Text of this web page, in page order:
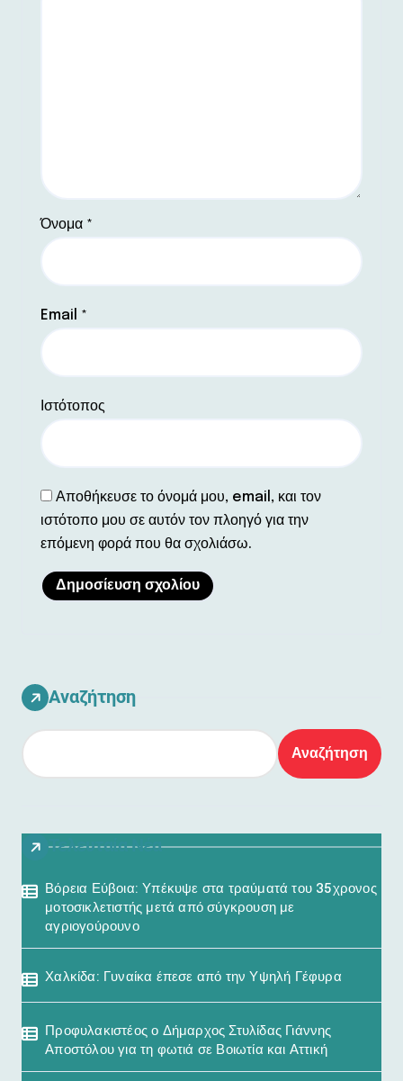
Όνομα *
Email *
Ιστότοπος
Αποθήκευσε το όνομά μου, email, και τον
ιστότοπο μου σε αυτόν τον πλοηγό για την
επόμενη φορά που θα σχολιάσω.
Αναζήτηση
Αναζήτηση
Τελευταία Νέα
Βόρεια Εύβοια: Υπέκυψε στα τραύματά του 35χρονος
μοτοσικλετιστής μετά από σύγκρουση με
αγριογούρουνο
Χαλκίδα: Γυναίκα έπεσε από την Υψηλή Γέφυρα
Προφυλακιστέος ο Δήμαρχος Στυλίδας Γιάννης
Αποστόλου για τη φωτιά σε Βοιωτία και Αττική